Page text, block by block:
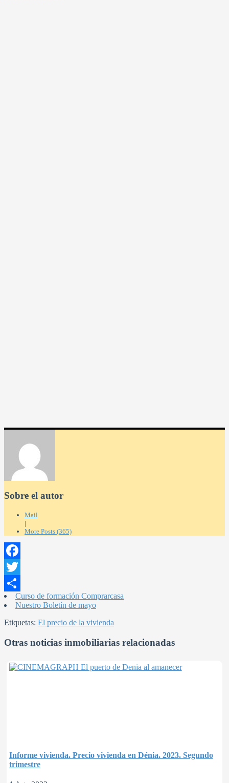
Sobre el autor
Mail
|
More Posts (365)
Facebook
Twitter
Compartir
Curso de formación Comprarcasa
Nuestro Boletín de mayo
Etiquetas: El precio de la vivienda
Otras noticias inmobiliarias relacionadas
Informe vivienda. Precio vivienda en Dénia. 2023. Segundo
trimestre